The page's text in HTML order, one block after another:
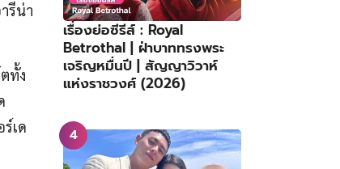
รีน่า
ทั้ง
เด
เรื่องย่อซีรีส์ : Royal
Betrothal | ฝ่าบาททรงพระ
เจริญหมื่นปี | สัญญาวิวาห์
แห่งราชวงศ์ (2026)